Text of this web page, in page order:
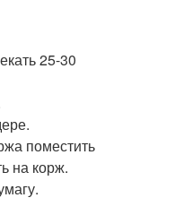
25-30
поместить
на корж.